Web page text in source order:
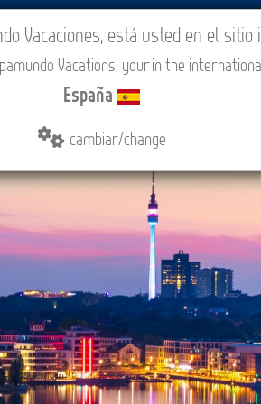
COMPRAR CONTACTO MÁS
Vacaciones, está usted en el
Vacations, your in the
España
cambiar/change